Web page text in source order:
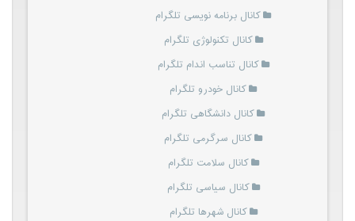
کانال برنامه نویسی تلگرام
کانال تکنولوژی تلگرام
کانال تناسب اندام تلگرام
کانال خودرو تلگرام
کانال دانشگاهی تلگرام
کانال سرگرمی تلگرام
کانال سلامت تلگرام
کانال سیاسی تلگرام
کانال شهرها تلگرام